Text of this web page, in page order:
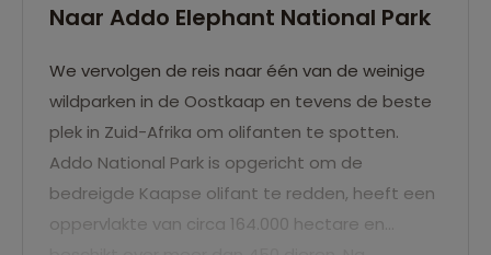
Naar Addo Elephant National Park
We vervolgen de reis naar één van de weinige
wildparken in de Oostkaap en tevens de beste
plek in Zuid-Afrika om olifanten te spotten.
Addo National Park is opgericht om de
bedreigde Kaapse olifant te redden, heeft een
oppervlakte van circa 164.000 hectare en